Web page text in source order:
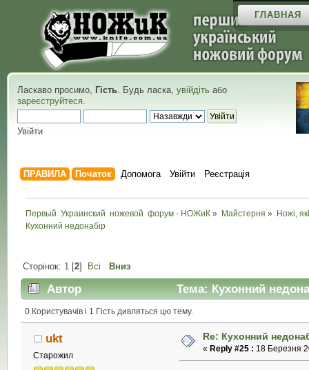
ГЛАВНАЯ
Ласкаво просимо, Гість. Будь ласка, увійдіть або
зареєструйтеся.
Увійти
ПРАВИЛА Початок Допомога Увійти Реєстрація
Первый  Украинский  ножевой  форум - НОЖиК » Майстерня » Ножі,
Кухонний недонабір
Сторінок: 1 [2] Всі Вниз
Автор Тема: Кухонний
0 Користувачів і 1 Гість дивляться цю тему.
ukt
Старожил
Re: Кухонний
« Reply #25 : 18 Березня